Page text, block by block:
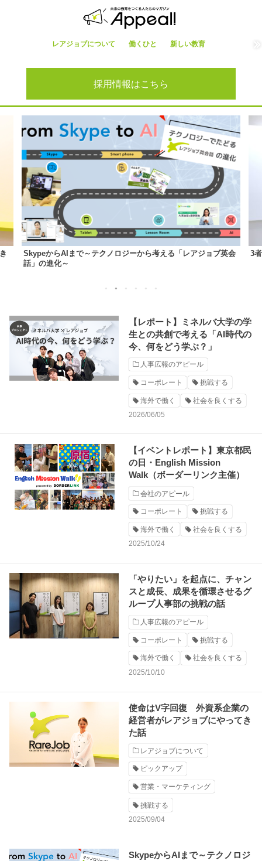
レアジョブについて 働くひと 新しい教育
採用情報はこちら
SkypeからAIまで～テクノロジーから考える「レアジョブ英会
話」の進化～
3
1 2 3 4 5 6
【レポート】ミネルバ大学の学
生との共創で考える「AI時代の
今、何をどう学ぶ？」
人事広報のアピール
コーポレート 挑戦する
海外で働く
社会を良くする
2026/06/05
【イベントレポート】東京都民
の日・English Mission
Walk（ボーダーリンク主催）
会社のアピール
コーポレート 挑戦する
海外で働く
社会を良くする
2025/10/24
「やりたい」を起点に、チャン
スと成長、成果を循環させるグ
ループ人事部の挑戦の話
人事広報のアピール
コーポレート 挑戦する
海外で働く
社会を良くする
2025/10/10
使命はV字回復 外資系企業の
経営者がレアジョブにやってき
た話
レアジョブについて
ピックアップ
営業・マーケティング
挑戦する
2025/09/04
SkypeからAIまで～テクノロジ